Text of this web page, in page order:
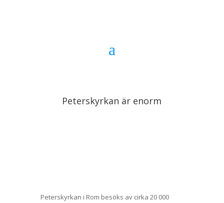
Peterskyrkan är enorm
Peterskyrkan i Rom besöks av cirka 20 000